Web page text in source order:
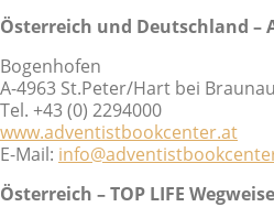
Österreich und Deutschland –
Bogenhofen
A-4963 St.Peter/Hart bei
Tel. +43 (0) 2294000
www.adventistbookcenter.at
E-Mail:
Österreich – TOP LIFE